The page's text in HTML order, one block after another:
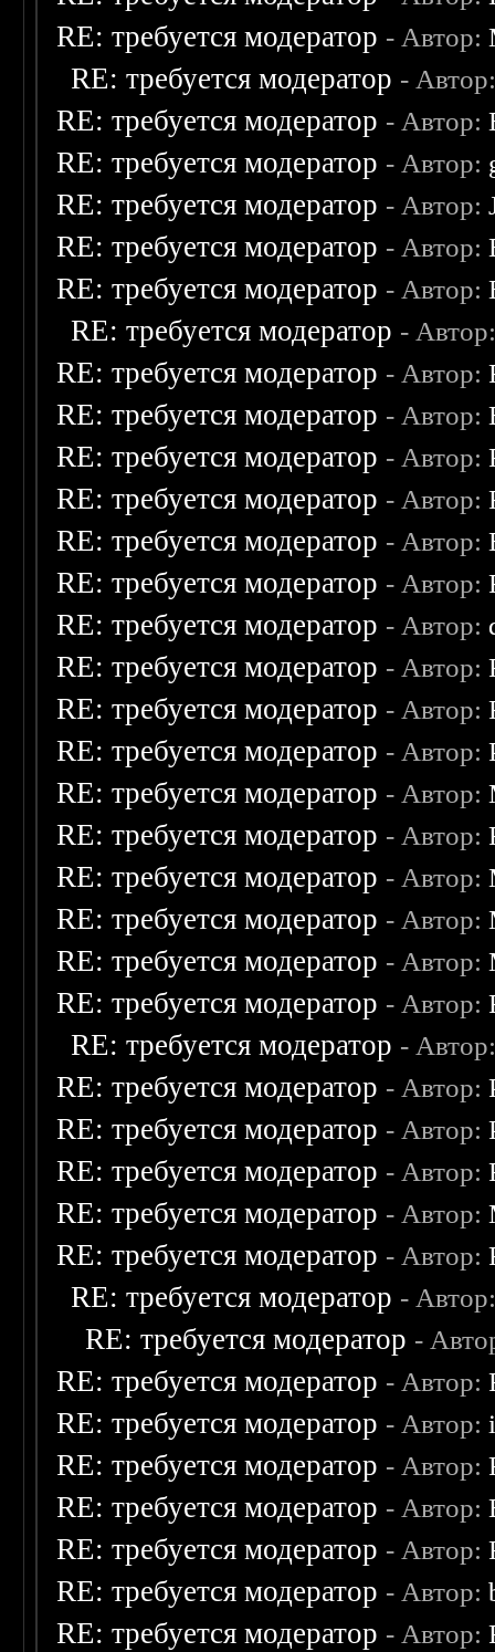
RE: требуется модератор - Автор:
RE: требуется модератор -
RE: требуется модератор - Автор:
RE: требуется модератор - Автор:
RE: требуется модератор - Автор:
RE: требуется модератор - Автор:
RE: требуется модератор - Автор:
RE: требуется модератор -
RE: требуется модератор - Автор:
RE: требуется модератор - Автор:
RE: требуется модератор - Автор:
RE: требуется модератор - Автор:
RE: требуется модератор - Автор:
RE: требуется модератор - Автор:
RE: требуется модератор - Автор:
RE: требуется модератор - Автор:
RE: требуется модератор - Автор:
RE: требуется модератор - Автор:
RE: требуется модератор - Автор:
RE: требуется модератор - Автор:
RE: требуется модератор - Автор:
RE: требуется модератор - Автор:
RE: требуется модератор - Автор:
RE: требуется модератор - Автор:
RE: требуется модератор -
RE: требуется модератор - Автор:
RE: требуется модератор - Автор:
RE: требуется модератор - Автор:
RE: требуется модератор - Автор:
RE: требуется модератор - Автор:
RE: требуется модератор -
RE: требуется модератор -
RE: требуется модератор - Автор:
RE: требуется модератор - Автор:
RE: требуется модератор - Автор:
RE: требуется модератор - Автор:
RE: требуется модератор - Автор:
RE: требуется модератор - Автор:
RE: требуется модератор - Автор: